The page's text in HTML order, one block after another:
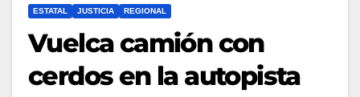
ESTATAL JUSTICIA REGIONAL
Vuelca camión con
cerdos en la autopista